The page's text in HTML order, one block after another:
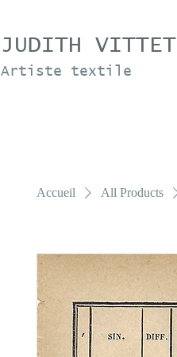
JUDITH VITTET
Artiste textile
Accueil All Products